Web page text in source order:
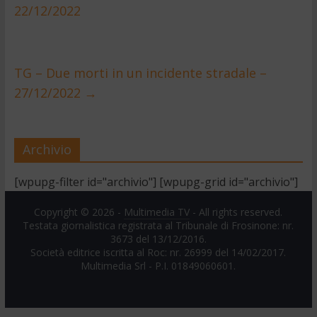
22/12/2022
TG – Due morti in un incidente stradale –
27/12/2022 →
Archivio
[wpupg-filter id="archivio"] [wpupg-grid id="archivio"]
Copyright © 2026 - Multimedia TV - All rights reserved.
Testata giornalistica registrata al Tribunale di Frosinone: nr.
3673 del 13/12/2016.
Società editrice iscritta al Roc: nr. 26999 del 14/02/2017.
Multimedia Srl - P.I. 01849060601.